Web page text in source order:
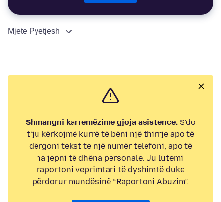
Mjete Pyetjesh
Shmangni karremëzime gjoja asistence.S’do
t’ju kërkojmë kurrë të bëni një thirrje apo të
dërgoni tekst te një numër telefoni, apo të
na jepni të dhëna personale. Ju lutemi,
raportoni veprimtari të dyshimtë duke
përdorur mundësinë “Raportoni Abuzim”.